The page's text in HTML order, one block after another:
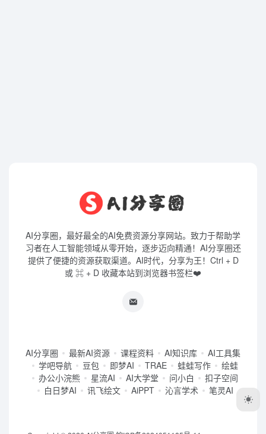
AI分享圈，最好最全的AI免费资源分享网站。致力于帮助学
习者在人工智能领域从零开始，逐步迈向精通！AI分享圈还
提供了便捷的资源获取渠道。AI时代，分享为王！Ctrl + D
或 ⌘ + D 收藏本站到浏览器书签栏❤️
AI分享圈 最新AI资源 课程资料 AI知识库
AI工具集
学吧导航
豆包 即梦AI TRAE 蛙蛙写作
绘蛙
办公小浣熊
星流AI AI大学堂 问小白
扣子空间
白日梦AI
讯飞绘文 AiPPT 沁言学术 笔灵AI